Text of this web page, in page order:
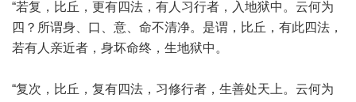
“若复，比丘，更有四法，有人习行者，入地狱中。云何为
四？所谓身、口、意、命不清净。是谓，比丘，有此四法，
若有人亲近者，身坏命终，生地狱中。
“复次，比丘，复有四法，习修行者，生善处天上。云何为